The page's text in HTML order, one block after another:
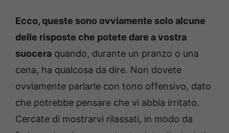
Ecco, queste sono ovviamente solo alcune
delle risposte che potete dare a vostra
suocera quando, durante un pranzo o una
cena, ha qualcosa da dire. Non dovete
ovviamente parlarle con tono offensivo, dato
che potrebbe pensare che vi abbia irritato.
Cercate di mostrarvi rilassati, in modo da